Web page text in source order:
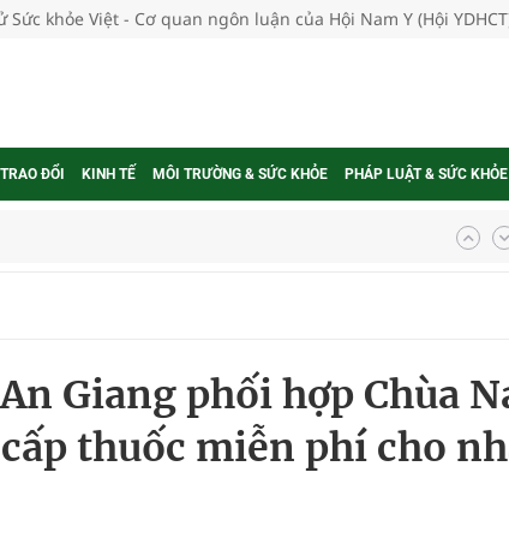
Sức khỏe Việt - Cơ quan ngôn luận của Hội Nam Y (Hội
ĐỔI KINH TẾ MÔI TRƯỜNG & SỨC KHỎE PHÁP LUẬT & SỨC KHỎE
cực hiệu quả
gia
Giang phối hợp Chùa
thuốc miễn phí cho